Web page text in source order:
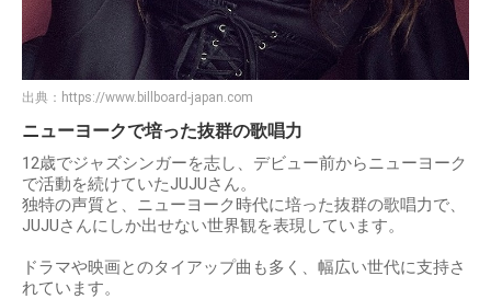
出典： https://www.billboard-japan.com
ニューヨークで培った抜群の歌唱力
12歳でジャズシンガーを志し、デビュー前からニューヨーク
で活動を続けていたJUJUさん。
独特の声質と、ニューヨーク時代に培った抜群の歌唱力で、
JUJUさんにしか出せない世界観を表現しています。
ドラマや映画とのタイアップ曲も多く、幅広い世代に支持さ
れています。